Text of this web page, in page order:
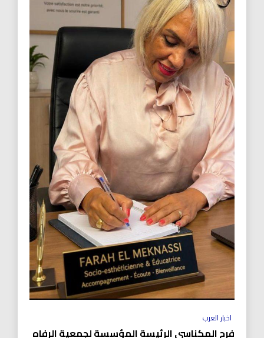
اخبار العرب
فرح المكناسي الرئيسة المؤسسة لجمعية الرفاه